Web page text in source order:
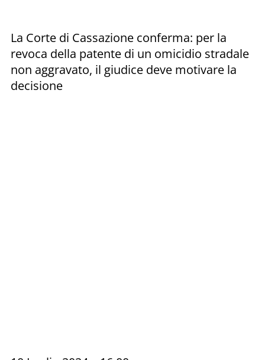
La Corte di Cassazione conferma: per la
revoca della patente di un omicidio stradale
non aggravato, il giudice deve motivare la
decisione